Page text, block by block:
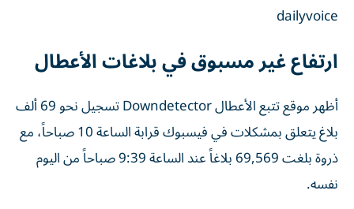
dailyvoice
ارتفاع غير مسبوق في بلاغات الأعطال
أظهر موقع تتبع الأعطال Downdetector تسجيل نحو 69 ألف
بلاغ يتعلق بمشكلات في فيسبوك قرابة الساعة 10 صباحاً، مع
ذروة بلغت 69,569 بلاغاً عند الساعة 9:39 صباحاً من اليوم
نفسه.